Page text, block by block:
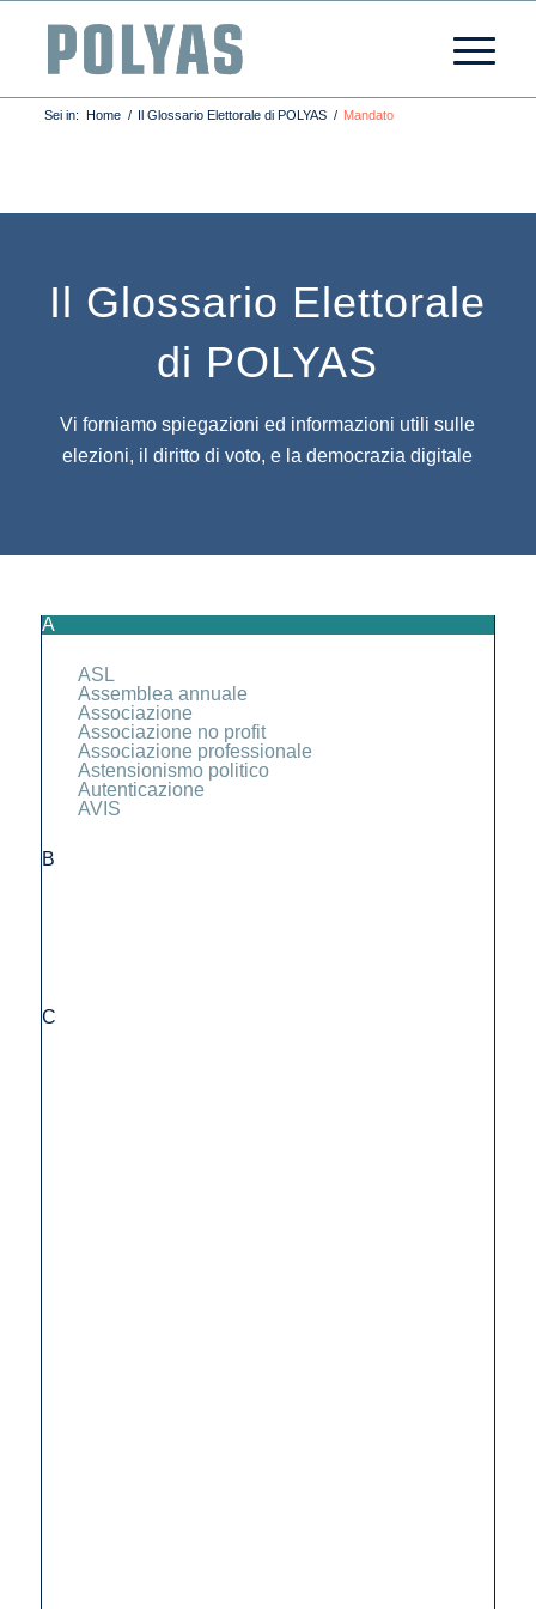
Sei in: Home / Il Glossario Elettorale di POLYAS / Mandato
Il Glossario Elettorale
di POLYAS
Vi forniamo spiegazioni ed informazioni utili sulle
elezioni, il diritto di voto, e la democrazia digitale
A
ASL
Assemblea annuale
Associazione
Associazione no profit
Associazione professionale
Astensionismo politico
Autenticazione
AVIS
B
C